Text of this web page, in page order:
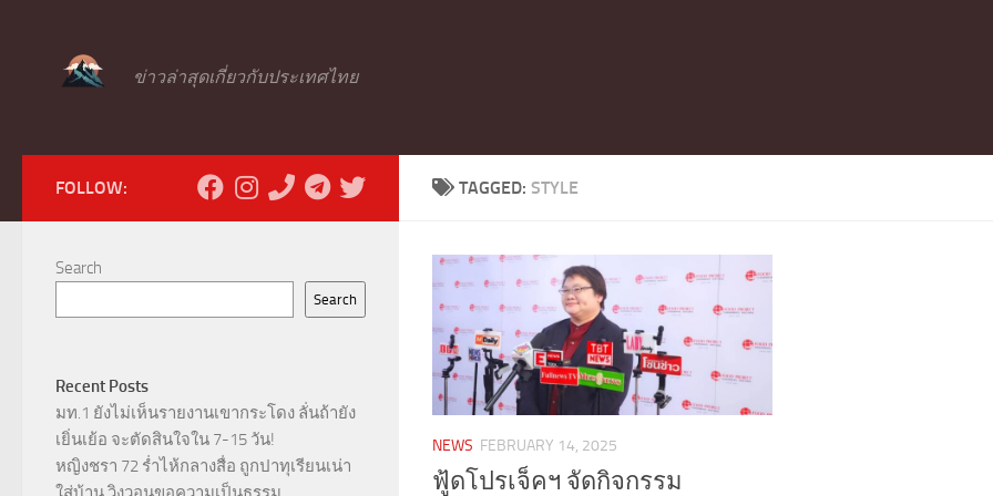
ข่าวล่าสุดเกี่ยวกับประเทศไทย
TAGGED: STYLE
NEWS FEBRUARY 14, 2025
ฟู้ดโปรเจ็คฯ จัดกิจกรรม
FOLLOW:
Search
Search
Recent Posts
มท.1 ยังไม่เห็นรายงานเขากระโดง ลั่นถ้ายัง
เยิ่นเย้อ จะตัดสินใจใน 7-15 วัน!
หญิงชรา 72 ร่ำไห้กลางสื่อ ถูกปาทุเรียนเน่า